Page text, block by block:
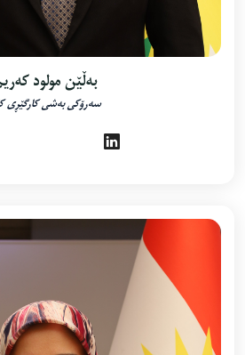
بەڵێن مولود
سەرۆکی بەشی کارگێڕی